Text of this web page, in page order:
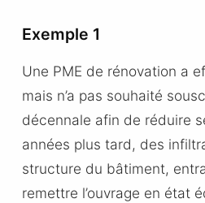
Exemple 1
Une PME de rénovation a
mais n’a pas souhaité
décennale afin de réduire
années plus tard, des
structure du bâtiment,
remettre l’ouvrage en état